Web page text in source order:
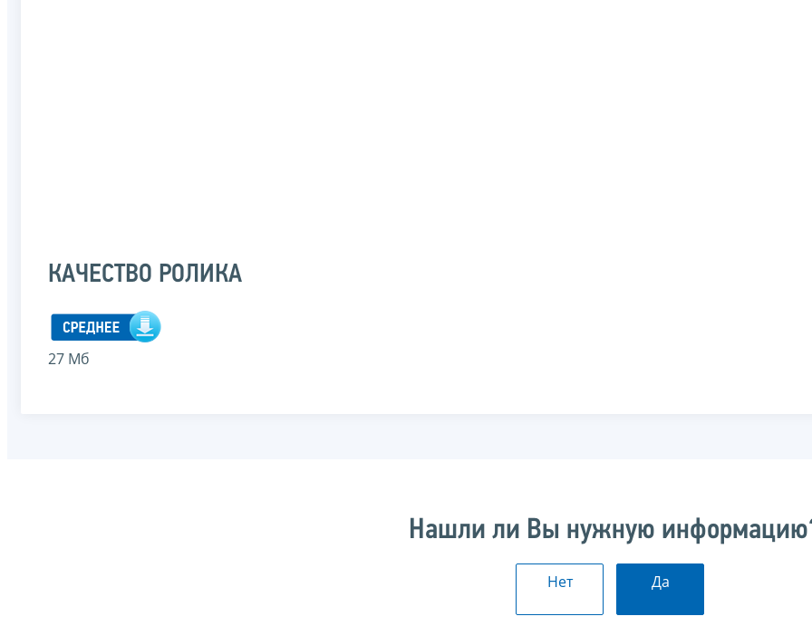
КАЧЕСТВО РОЛИКА
27 Мб
Нашли ли Вы нужную
Нет Да